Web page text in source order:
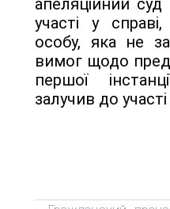
участі у
особу, яка не
вимог щодо
першої
залучив до участі